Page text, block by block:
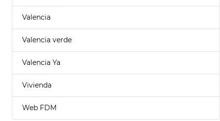
Valencia
Valencia verde
Valencia Ya
Vivienda
Web FDM